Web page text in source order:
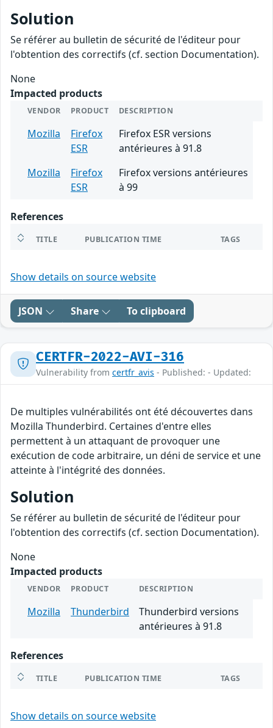
Solution
Se référer au bulletin de sécurité de l'éditeur pour
l'obtention des correctifs (cf. section Documentation).
None
Impacted products
VENDOR PRODUCT DESCRIPTION
Mozilla
Firefox
ESR
Firefox ESR versions
antérieures à 91.8
Mozilla
Firefox
ESR
Firefox versions antérieures
à 99
References
TITLE PUBLICATION TIME TAGS
Show details on source website
JSON Share To clipboard
CERTFR-2022-AVI-316
Vulnerability from certfr_avis - Published: - Updated:
De multiples vulnérabilités ont été découvertes dans
Mozilla Thunderbird. Certaines d'entre elles
permettent à un attaquant de provoquer une
exécution de code arbitraire, un déni de service et une
atteinte à l'intégrité des données.
Solution
Se référer au bulletin de sécurité de l'éditeur pour
l'obtention des correctifs (cf. section Documentation).
None
Impacted products
VENDOR PRODUCT DESCRIPTION
Mozilla Thunderbird
Thunderbird versions
antérieures à 91.8
References
TITLE PUBLICATION TIME TAGS
Show details on source website